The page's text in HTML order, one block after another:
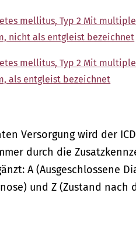
mellitus, Typ 2 Mit
nicht als entgleist bezeichnet
mellitus, Typ 2 Mit
als entgleist bezeichnet
Versorgung wird der
durch die
A (Ausgeschlossene
und Z (Zustand nach